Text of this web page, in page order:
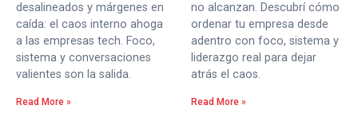
desalineados y márgenes en
caída: el caos interno ahoga
a las empresas tech. Foco,
sistema y conversaciones
valientes son la salida.
Read More »
no alcanzan. Descubrí cómo
ordenar tu empresa desde
adentro con foco, sistema y
liderazgo real para dejar
atrás el caos.
Read More »